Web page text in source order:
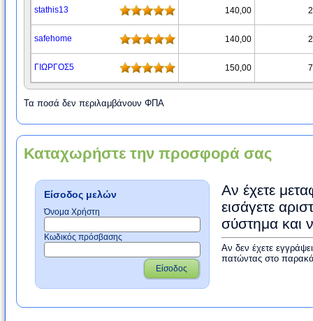
stathis13 140,00
safehome 140,00
ΓΙΩΡΓΟΣ5 150,00
Τα ποσά δεν περιλαμβάνουν ΦΠΑ
Καταχωρήστε την προσφορά σας
Είσοδος μελών
Όνομα Χρήστη
Κωδικός πρόσβασης
Είσοδος
Αν έχετε
εισάγετε
σύστημα και
Αν δεν έχετε
πατώντας στο